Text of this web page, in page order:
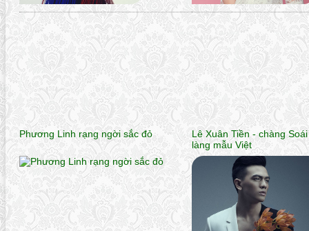
Phương Linh rạng ngời sắc đỏ
Lê Xuân Tiền - chàng
làng mẫu Việt